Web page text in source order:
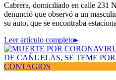
Cabrera, domiciliado en calle 231
denunció que observó a un
su auto, que se encontraba
Leer artículo completo▸